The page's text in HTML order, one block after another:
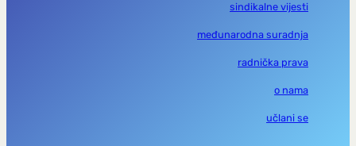
sindikalne vijesti
međunarodna suradnja
radnička prava
o nama
učlani se